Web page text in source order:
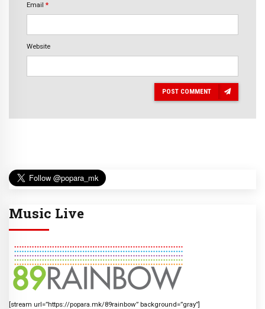
Email *
Website
POST COMMENT
Music Live
[stream url=”https://popara.mk/89rainbow” background=”gray”]